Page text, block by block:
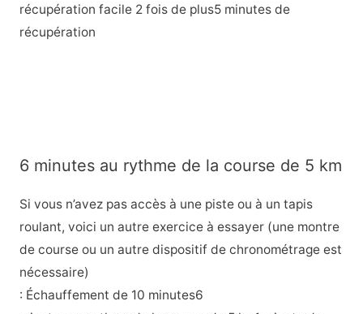
récupération facile 2 fois de plus5 minutes de
récupération
6 minutes au rythme de la course de 5 km
Si vous n’avez pas accès à une piste ou à un tapis
roulant, voici un autre exercice à essayer (une montre
de course ou un autre dispositif de chronométrage est
nécessaire)
: Échauffement de 10 minutes6